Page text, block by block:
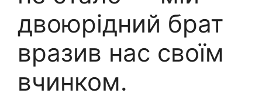
двоюрідний брат
вразив нас своїм
вчинком.